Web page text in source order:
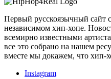
Первый русскоязычный сайт
независимом хип-хопе.
всемирно известными
все это собрано на нашем
вместе мы докажем, что хип-
Instagram